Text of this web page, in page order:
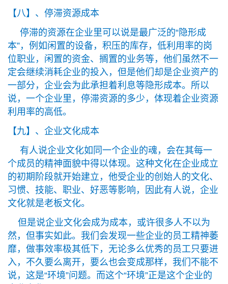
【八】、停滞资源成本
停滞的资源在企业里可以说是最广泛的“隐形成
本”，例如闲置的设备，积压的库存，低利用率的岗
位职业，闲置的资金、搁置的业务等，他们虽然不一
定会继续消耗企业的投入，但是他们却是企业资产的
一部分，企业会为此承担着利息等隐形成本。所以
说，一个企业里，停滞资源的多少，体现着企业资源
利用率的高低。
【九】、企业文化成本
有人说企业文化如同一个企业的魂，会在其每一
个成员的精神面貌中得以体现。这种文化在企业成立
的初期阶段就开始建立，他受企业的创始人的文化、
习惯、技能、职业、好恶等影响，因此有人说，企业
文化就是老板文化。
但是说企业文化会成为成本，或许很多人不以为
然，但事实如此。我们会发现一些企业的员工精神萎
靡，做事效率极其低下，无论多么优秀的员工只要进
入，不久要么离开，要么也会变成那样，我们不能不
说，这是“环境”问题。而这个“环境”正是这个企业的